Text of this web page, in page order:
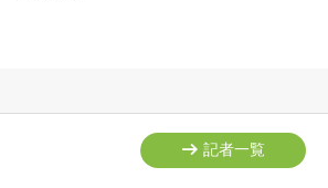
記者一覧